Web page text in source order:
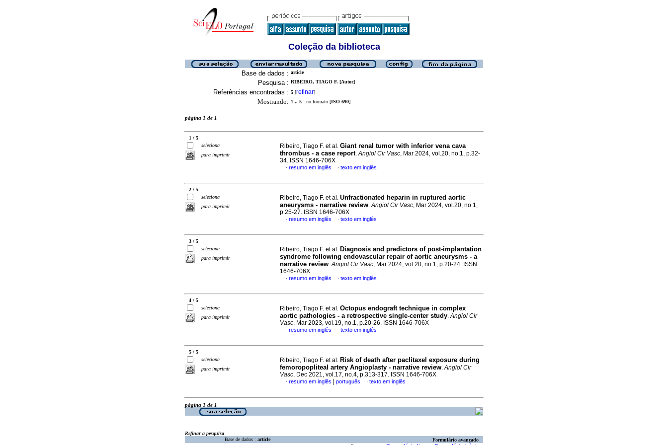
Coleção da biblioteca
Base de dados : article
Pesquisa : RIBEIRO, TIAGO F. [Autor]
Referências encontradas : 5 [refinar]
Mostrando: 1 .. 5 no formato [ISO 690]
página 1 de 1
1 / 5
seleciona
para imprimir
Ribeiro, Tiago F. et al. Giant renal tumor with inferior vena cava
thrombus - a case report.Angiol Cir Vasc, Mar 2024, vol.20, no.1, p.32-
34. ISSN 1646-706X
· resumo em inglês · texto em inglês
2 / 5
seleciona
para imprimir
Ribeiro, Tiago F. et al. Unfractionated heparin in ruptured aortic
aneurysms - narrative review.Angiol Cir Vasc, Mar 2024, vol.20, no.1,
p.25-27. ISSN 1646-706X
· resumo em inglês · texto em inglês
3 / 5
seleciona
para imprimir
Ribeiro, Tiago F. et al. Diagnosis and predictors of post-implantation
syndrome following endovascular repair of aortic aneurysms - a
narrative review.Angiol Cir Vasc, Mar 2024, vol.20, no.1, p.20-24. ISSN
1646-706X
· resumo em inglês · texto em inglês
4 / 5
seleciona
para imprimir
Ribeiro, Tiago F. et al. Octopus endograft technique in complex
aortic pathologies - a retrospective single-center study.Angiol Cir
Vasc, Mar 2023, vol.19, no.1, p.20-26. ISSN 1646-706X
· resumo em inglês · texto em inglês
5 / 5
seleciona
para imprimir
Ribeiro, Tiago F. et al. Risk of death after paclitaxel exposure during
femoropopliteal artery Angioplasty - narrative review.Angiol Cir
Vasc, Dec 2021, vol.17, no.4, p.313-317. ISSN 1646-706X
· resumo em inglês português · texto em inglês
página 1 de 1
Refinar a pesquisa
Base de dados : article Formulário avançado